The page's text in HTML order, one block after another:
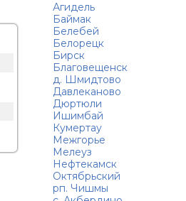
Агидель
Баймак
Белебей
Белорецк
Бирск
Благовещенск
д. Шмидтово
Давлеканово
Дюртюли
Ишимбай
Кумертау
Межгорье
Мелеуз
Нефтекамск
Октябрьский
рп. Чишмы